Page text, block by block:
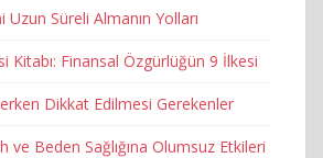
Uzun Süreli Almanın Yolları
Kitabı: Finansal Özgürlüğün 9 İlkesi
Dikkat Edilmesi Gerekenler
ve Beden Sağlığına Olumsuz Etkileri